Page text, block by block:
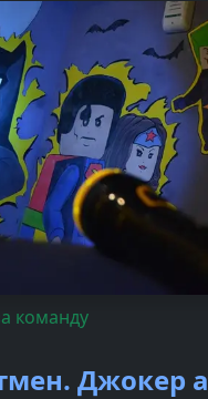
команду
Джокер